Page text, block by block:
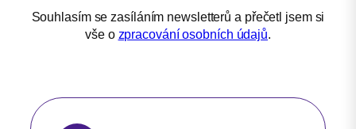
Souhlasím se zasíláním newsletterů a přečetl jsem si
vše o zpracování osobních údajů.